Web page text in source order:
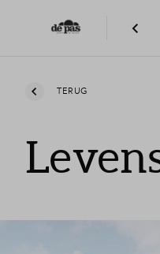
TERUG